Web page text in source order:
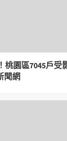
桃園區7045戶受
聞網